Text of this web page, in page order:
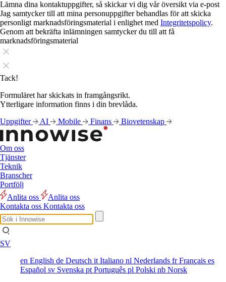
Lämna dina kontaktuppgifter, så skickar vi dig vår översikt via e-post
Jag samtycker till att mina personuppgifter behandlas för att skicka
personligt marknadsföringsmaterial i enlighet med Integritetspolicy.
Genom att bekräfta inlämningen samtycker du till att få
marknadsföringsmaterial
Tack!
Formuläret har skickats in framgångsrikt.
Ytterligare information finns i din brevlåda.
Uppgifter
AI Mobile Finans Biovetenskap
Om oss
Tjänster
Teknik
Branscher
Portfölj
Anlita oss
Anlita oss
Kontakta oss Kontakta oss
SV
en English de Deutsch it Italiano nl Nederlands frFrançais es
Español sv Svenska pt Português pl Polski nb Norsk